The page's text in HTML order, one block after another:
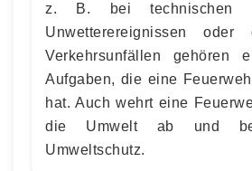
z. B. bei technischen
Unwetterereignissen
Verkehrsunfällen gehören
Aufgaben, die eine
hat. Auch wehrt eine
die Umwelt ab und
Umweltschutz.